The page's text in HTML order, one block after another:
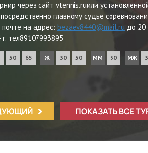
через сайт vtennis.ruили
главному судье
почте на адрес: bezaev8440@mail.ru до 20
г. тел89107993895
50 65 Ж 30 50 ММ 30 МЖ
ПОКАЗАТЬ ВСЕ